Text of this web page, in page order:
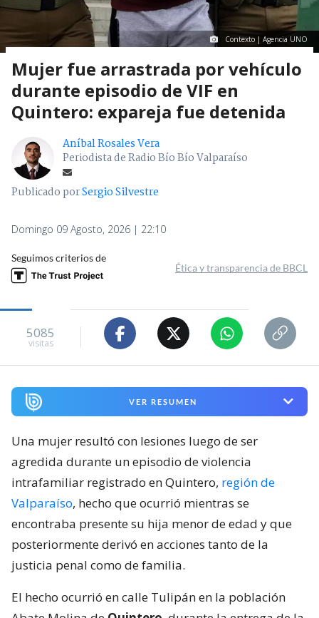
Contexto | Agencia UNO
Mujer fue arrastrada por vehículo
durante episodio de VIF en
Quintero: expareja fue detenida
Aníbal Rosales Vera
Periodista de Radio Bío Bío Valparaíso
Publicado porSergio Silvestre
Domingo 09 Agosto, 2026 | 22:10
Seguimos criterios de
Ética y transparencia de BBCL
5085
visitas
VER RESUMEN
Una mujer resultó con lesiones luego de ser
agredida durante un episodio de violencia
intrafamiliar registrado en Quintero, región de
Valparaíso, hecho que ocurrió mientras se
encontraba presente su hija menor de edad y que
posteriormente derivó en acciones tanto de la
justicia penal como de familia.
El hecho ocurrió en calle Tulipán en la población